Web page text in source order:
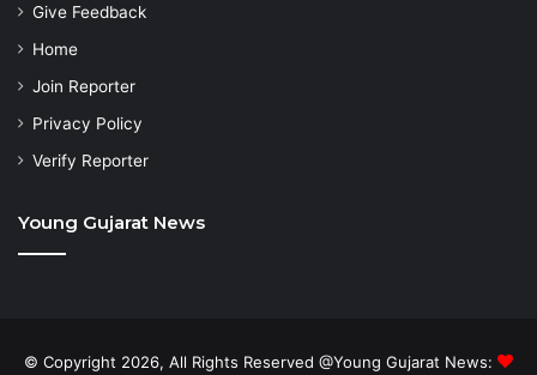
Give Feedback
Home
Join Reporter
Privacy Policy
Verify Reporter
Young Gujarat News
© Copyright 2026, All Rights Reserved @Young Gujarat News: